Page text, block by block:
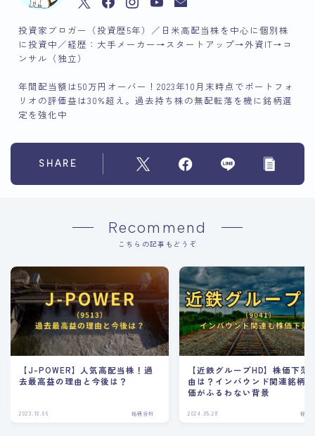
投資家ブロガー（投資歴5年）／日米高配当株を中心に個別株
に投資中／経歴：大手メーカー→スタートアップ→外資IT→コ
ンサル（独立）
年間配当額は50万円オーバー！2023年10月末時点でポートフォ
リオの評価益は30%超え。過去持ち株の無配転落を機に銘柄選
定を強化中
SHARE
Recommend
こちらの記事もどうぞ
【J-POWER】人気高配当株！過
去最高益の理由と今後は？
2023.10.06 銘柄分析
【近鉄グループHD】株価下落
由は？インバウンド関連銘柄
価がふるわない背景
2024.05.28 銘柄